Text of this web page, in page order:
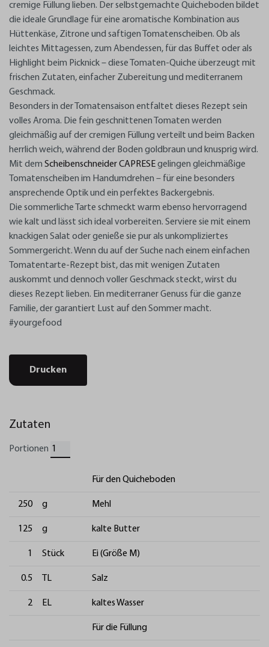
cremige Füllung lieben. Der selbstgemachte Quicheboden bildet
die ideale Grundlage für eine aromatische Kombination aus
Hüttenkäse, Zitrone und saftigen Tomatenscheiben. Ob als
leichtes Mittagessen, zum Abendessen, für das Buffet oder als
Highlight beim Picknick – diese Tomaten-Quiche überzeugt mit
frischen Zutaten, einfacher Zubereitung und mediterranem
Geschmack.
Besonders in der Tomatensaison entfaltet dieses Rezept sein
volles Aroma. Die fein geschnittenen Tomaten werden
gleichmäßig auf der cremigen Füllung verteilt und beim Backen
herrlich weich, während der Boden goldbraun und knusprig wird.
Mit dem Scheibenschneider CAPRESEgelingen gleichmäßige
Tomatenscheiben im Handumdrehen – für eine besonders
ansprechende Optik und ein perfektes Backergebnis.
Die sommerliche Tarte schmeckt warm ebenso hervorragend
wie kalt und lässt sich ideal vorbereiten. Serviere sie mit einem
knackigen Salat oder genieße sie pur als unkompliziertes
Sommergericht. Wenn du auf der Suche nach einem einfachen
Tomatentarte-Rezept bist, das mit wenigen Zutaten
auskommt und dennoch voller Geschmack steckt, wirst du
dieses Rezept lieben. Ein mediterraner Genuss für die ganze
Familie, der garantiert Lust auf den Sommer macht.
#yourgefood
Drucken
Zutaten
Portionen
Für den Quicheboden
250 g Mehl
125 g kalte Butter
1 Stück Ei (Größe M)
0.5 TL Salz
2 EL kaltes Wasser
Für die Füllung